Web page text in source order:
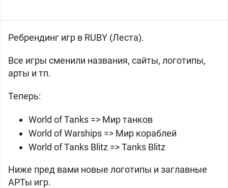
Ребрендинг игр в RUBY (Леста).
Все игры сменили названия, сайты, логотипы,
арты и тп.
Теперь:
World of Tanks => Мир танков
World of Warships => Мир кораблей
World of Tanks Blitz => Tanks Blitz
Ниже пред вами новые логотипы и заглавные
АРТы игр.